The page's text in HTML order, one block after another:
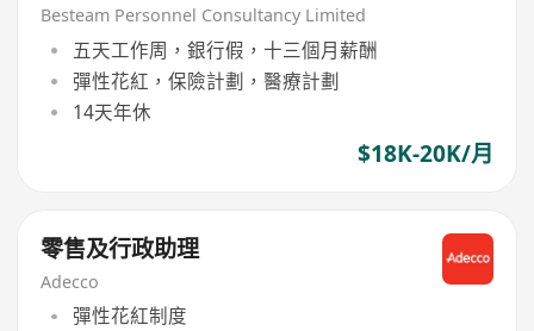
Besteam Personnel Consultancy Limited
五天工作周，銀行假，十三個月薪酬
彈性花紅，保險計劃，醫療計劃
14天年休
$18K-20K/月
零售及行政助理
Adecco
彈性花紅制度